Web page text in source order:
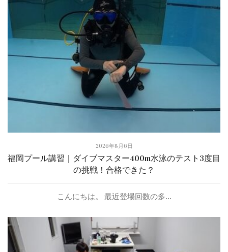
2026年8月6日
福岡プール講習｜ダイブマスター400m水泳のテスト3度目
の挑戦！合格できた？
こんにちは。 最近登場回数の多...